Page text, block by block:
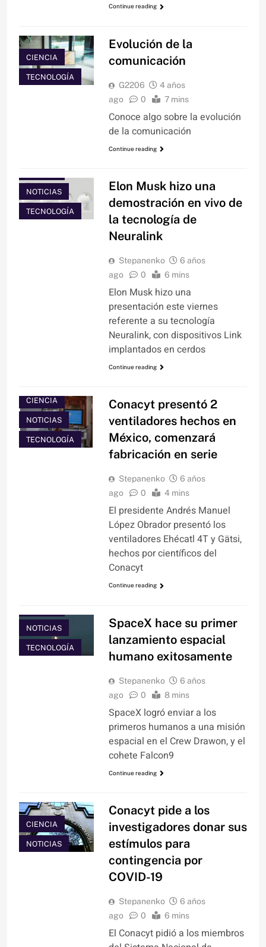
Continue reading
CIENCIA
TECNOLOGÍA
Evolución de la
comunicación
G2206
4 años
ago
0 7 mins
Conoce algo sobre la evolución
de la comunicación
Continue reading
NOTICIAS
TECNOLOGÍA
Elon Musk hizo una
demostración en vivo de
la tecnología de
Neuralink
Stepanenko
6 años
ago
0 6 mins
Elon Musk hizo una
presentación este viernes
referente a su tecnología
Neuralink, con dispositivos Link
implantados en cerdos
Continue reading
CIENCIA
NOTICIAS
TECNOLOGÍA
Conacyt presentó 2
ventiladores hechos en
México, comenzará
fabricación en serie
Stepanenko
6 años
ago
0 4 mins
El presidente Andrés Manuel
López Obrador presentó los
ventiladores Ehécatl 4T y Gätsi,
hechos por científicos del
Conacyt
Continue reading
NOTICIAS
TECNOLOGÍA
SpaceX hace su primer
lanzamiento espacial
humano exitosamente
Stepanenko
6 años
ago
0 8 mins
SpaceX logró enviar a los
primeros humanos a una misión
espacial en el Crew Drawon, y el
cohete Falcon9
Continue reading
CIENCIA
NOTICIAS
Conacyt pide a los
investigadores donar sus
estímulos para
contingencia por
COVID-19
Stepanenko
6 años
ago
0 6 mins
El Conacyt pidió a los miembros